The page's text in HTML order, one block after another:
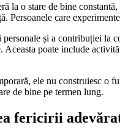
la o stare de bine
Persoanele care
și a contribuției la
poate include
ele nu construiesc o
de bine pe termen lung.
fericirii